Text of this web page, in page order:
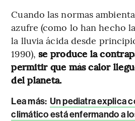
Cuando las normas
azufre (como lo han hecho
la lluvia ácida desde
1990),se produce la
permitir que más calor
del planeta.
Lea más: Un pediatra explica
climático está enfermando a